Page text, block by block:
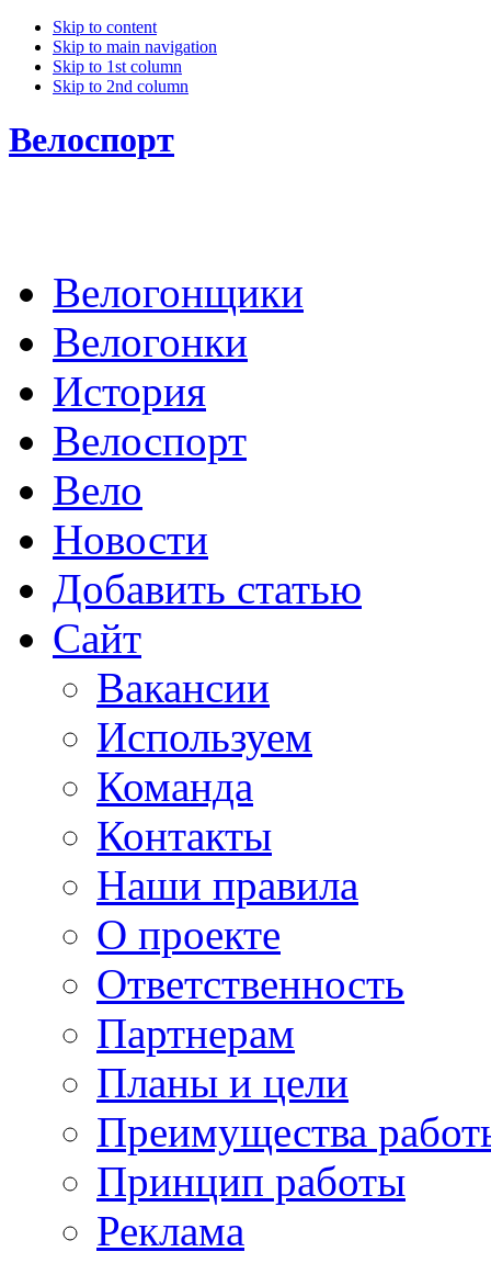
Skip to content
Skip to main navigation
Skip to 1st column
Skip to 2nd column
Велоспорт
Велогонщики
Велогонки
История
Велоспорт
Вело
Новости
Добавить статью
Сайт
Вакансии
Используем
Команда
Контакты
Наши правила
О проекте
Ответственность
Партнерам
Планы и цели
Преимущества
Принцип работы
Реклама